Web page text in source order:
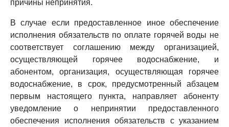
причины непринятия.
В случае если предоставленное иное обеспечение
исполнения обязательств по оплате горячей воды не
соответствует соглашению между организацией,
осуществляющей горячее водоснабжение, и
абонентом, организация, осуществляющая горячее
водоснабжение, в срок, предусмотренный абзацем
первым настоящего пункта, направляет абоненту
уведомление о непринятии предоставленного
обеспечения исполнения обязательств с указанием